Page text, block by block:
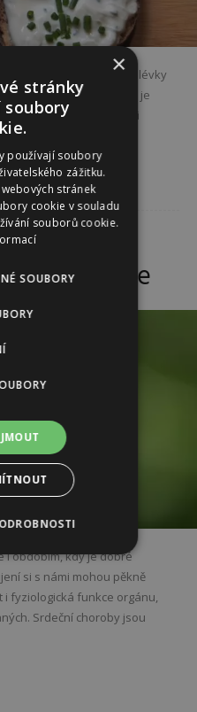
ještě nevyměnili syté polévky
čas. Jejich výhodou je
se týče ingrediencí, ale i
můžete upravit dle...
a srdce
i obdobím, kdy je dobré
si s námi mohou pěkně
fyziologická funkce orgánu,
Srdeční choroby jsou
×
stránky
používají soubory
zážitku.
stránek
cookie v souladu
souborů cookie.
SOUBORY